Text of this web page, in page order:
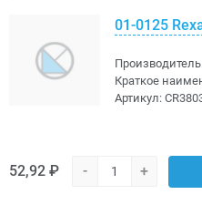
01-0125
Краткое
Артикул:
52,92 ₽ - +